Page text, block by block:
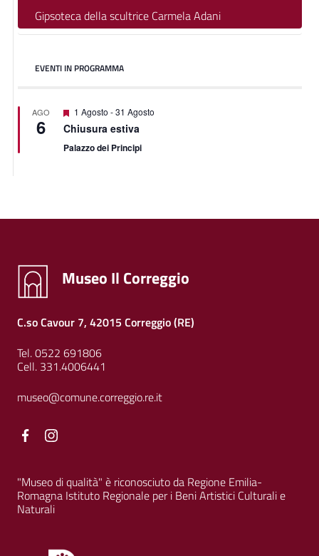
Gipsoteca della scultrice Carmela Adani
EVENTI IN PROGRAMMA
AGO
6
Segnalati
1 Agosto -31 Agosto
Chiusura estiva
Palazzo dei Principi
Museo Il Correggio
C.so Cavour 7, 42015 Correggio (RE)
Tel. 0522 691806
Cell. 331.4006441
museo@comune.correggio.re.it
Facebook
"Museo di qualità" è riconosciuto da Regione Emilia-
Romagna Istituto Regionale per i Beni Artistici Culturali e
Naturali